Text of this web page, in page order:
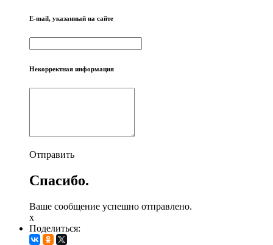
E-mail, указанный на сайте
Некорректная информация
Отправить
Спасибо.
Ваше сообщение успешно отправлено.
x
Поделиться: